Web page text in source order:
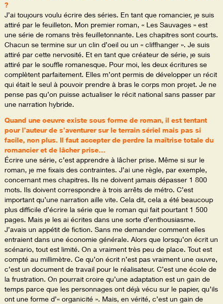
?
J’ai toujours voulu écrire des séries. En tant que romancier, je suis
attiré par le feuilleton. Mon premier roman, « Les Sauvages » est
une série de romans très feuilletonnante. Les chapitres sont courts.
Chacun se termine sur un clin d’oeil ou un « cliffhanger ». Je suis
attiré par cette nervosité. Et en tant que créateur de série, je suis
attiré par le souffle romanesque. Pour moi, les deux écritures se
complètent parfaitement. Elles m’ont permis de développer un récit
qui était le seul à pouvoir prendre à bras le corps mon projet. Je ne
pense pas qu’on puisse actualiser le récit national sans passer par
une narration hybride.
Quand une oeuvre existe sous forme de roman, il est tentant
pour l’auteur de s’aventurer sur le terrain sériel mais pas si
facile, non plus. Il faut accepter de perdre la maîtrise totale du
romancier et de lâcher prise…
Écrire une série, c’est apprendre à lâcher prise. Même si sur le
roman, je me fixais des contraintes. J’ai une règle, par exemple,
concernant mes chapitres. Ils ne doivent jamais dépasser 1 800
mots. Ils doivent correspondre à trois arrêts de métro. C’est
important qu’une narration aille vite. Cela dit, cela a été beaucoup
plus difficile d’écrire la série que le roman qui fait pourtant 1 500
pages. Mais je les ai écrites dans une sorte d’enthousiasme.
J’avais un appétit de fiction. Sans me demander comment elles
entraient dans une économie générale. Alors que lorsqu’on écrit un
scénario, tout est limité. On a vraiment très peu de place. Tout est
compté au millimètre. Ce qu’on écrit n’est pas vraiment une œuvre,
c’est un document de travail pour le réalisateur. C’est une école de
la frustration. On pourrait croire qu’une adaptation est un gain de
temps parce que les personnages ont déjà vécu sur le papier, qu’ils
ont une forme d’« organicité ». Mais, en vérité, c’est un gain de